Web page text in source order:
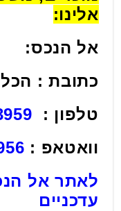
אלינו:
אל הנכס:
כתובת : הכלנית 5
טלפון :
וואטאפ :
לאתר אל
עדכניים